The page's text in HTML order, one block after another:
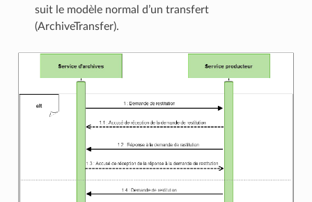
suit le modèle normal d’un transfert
(ArchiveTransfer).